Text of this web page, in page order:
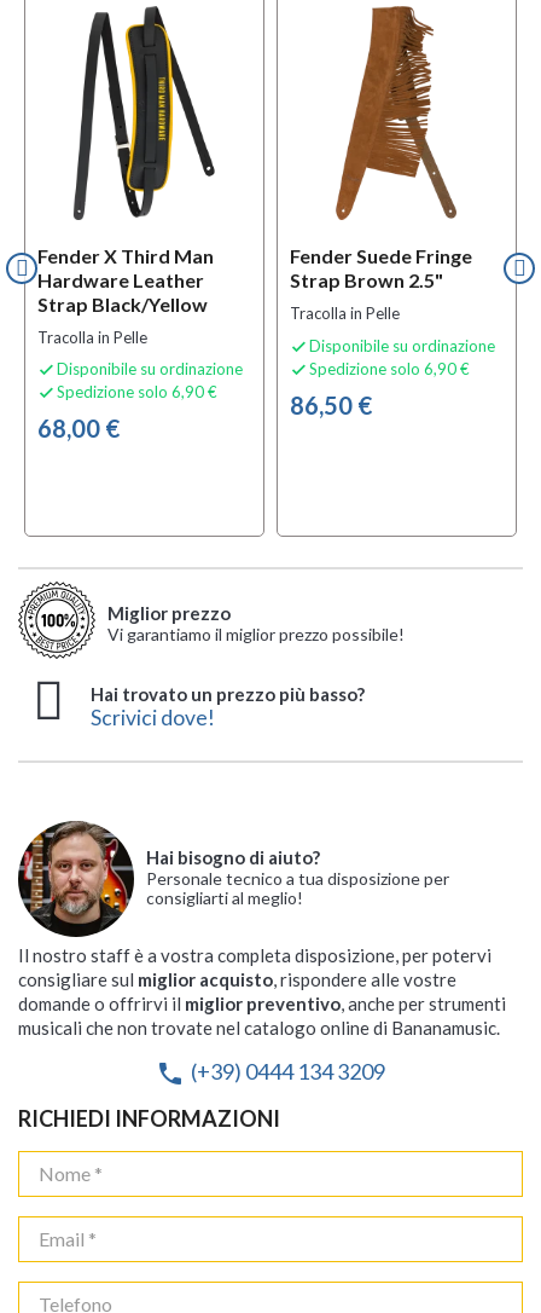
Fender X Third Man
Hardware Leather
Strap Black/Yellow
Tracolla in Pelle
 Disponibile su ordinazione
 Spedizione solo 6,90 €
68,00 €
Fender Suede Fringe
Strap Brown 2.5"
Tracolla in Pelle
 Disponibile su ordinazione
 Spedizione solo 6,90 €
86,50 €
Miglior prezzo
Vi garantiamo il miglior prezzo possibile!
Hai trovato un prezzo più basso?
Scrivici dove!
Hai bisogno di aiuto?
Personale tecnico a tua disposizione per
consigliarti al meglio!
Il nostro staff è a vostra completa disposizione, per potervi
consigliare sul miglior acquisto, rispondere alle vostre
domande o offrirvi il miglior preventivo, anche per strumenti
musicali che non trovate nel catalogo online di Bananamusic.
phone (+39) 0444 134 3209
RICHIEDI INFORMAZIONI